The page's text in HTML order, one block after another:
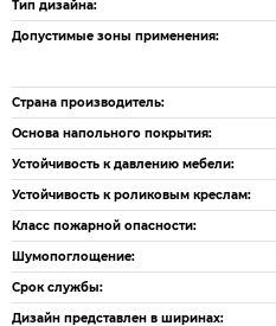
Тип дизайна:
Допустимые зоны применения:
Страна производитель:
Основа напольного покрытия:
Устойчивость к давлению мебели:
Устойчивость к роликовым креслам:
Класс пожарной опасности:
Шумопоглощение:
Срок службы:
Дизайн представлен в ширинах: